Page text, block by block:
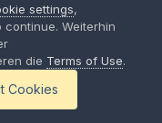
"mit Strom"
"stromlos"
meinen grauen Zellen
settings,
Weiterhin
die Terms of Use.
Cookies